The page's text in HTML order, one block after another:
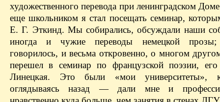
художественного перевода при ленинградском
еще школьником я стал посещать семинар,
Е. Г. Эткинд. Мы собирались, обсуждали наши
иногда и чужие переводы немецкой
говорилось, и весьма откровенно, о многом
перешел в семинар по французской поэзии,
Линецкая. Это были «мои университеты»,
оглядываясь назад — дали мне и